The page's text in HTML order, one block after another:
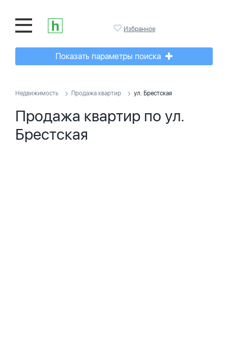
Избранное
Показать параметры поиска
Недвижимость Продажа квартир ул. Брестская
Продажа квартир по ул.
Брестская